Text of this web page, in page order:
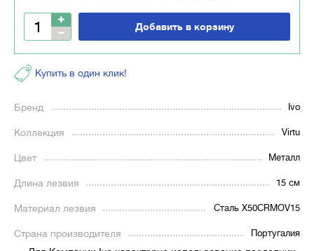
Бренд Ivo
Коллекция Virtu
Цвет Металл
Длина лезвия 15 см
Материал лезвия Сталь X50CRMOV15
Страна производителя Португалия
Добавить в корзину
Купить в один клик!